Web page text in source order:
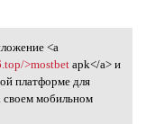
<a
>mostbetapk</a> и
платформе для
своем мобильном